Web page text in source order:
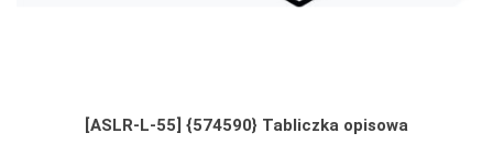
[ASLR-L-55] {574590} Tabliczka opisowa